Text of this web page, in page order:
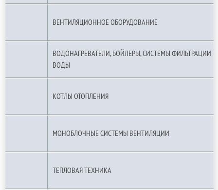
ВЕНТИЛЯЦИОННОЕ ОБОРУДОВАНИЕ
ВОДОНАГРЕВАТЕЛИ, БОЙЛЕРЫ, СИСТЕМЫ ФИЛЬТРАЦИИ
ВОДЫ
КОТЛЫ ОТОПЛЕНИЯ
МОНОБЛОЧНЫЕ СИСТЕМЫ ВЕНТИЛЯЦИИ
ТЕПЛОВАЯ ТЕХНИКА